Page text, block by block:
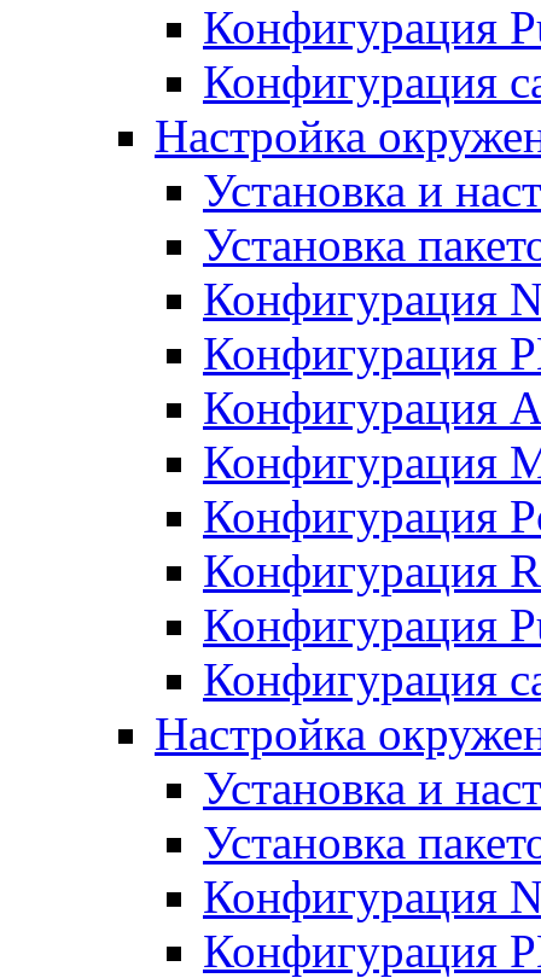
Конфигурация
Конфигурация
Настройка
Установка и
Установка
Конфигурация
Конфигурация
Конфигурация
Конфигурация
Конфигурация
Конфигурация
Конфигурация
Конфигурация
Настройка
Установка и
Установка
Конфигурация
Конфигурация